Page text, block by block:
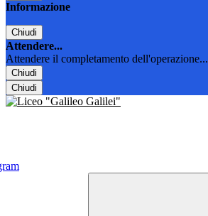
Informazione
Chiudi
Attendere...
Attendere il completamento dell'operazione...
Chiudi
Chiudi